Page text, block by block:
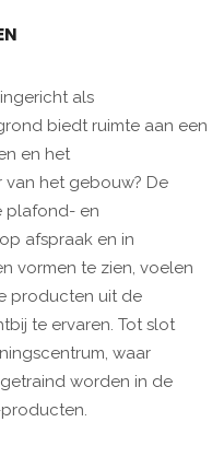
als
biedt ruimte aan een
en het
van het gebouw? De
plafond- en
afspraak en in
vormen te zien, voelen
producten uit de
te ervaren. Tot slot
waar
worden in de